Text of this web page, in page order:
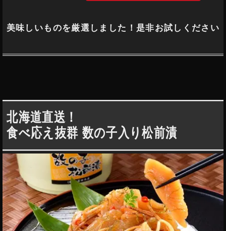
美味しいものを厳選しました！是非お試しください
北海道直送！
食べ応え抜群 数の子入り松前漬